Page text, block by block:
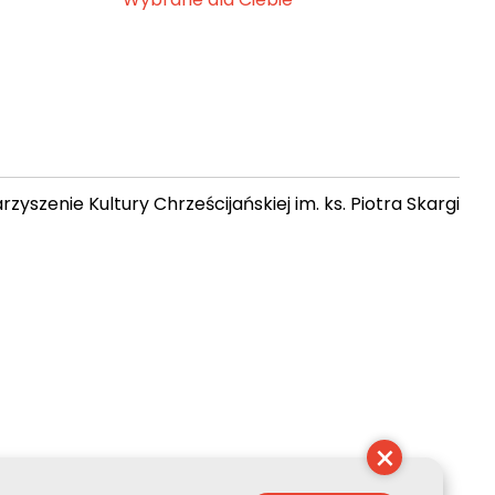
Kultury Chrześcijańskiej im. ks. Piotra Skargi
×